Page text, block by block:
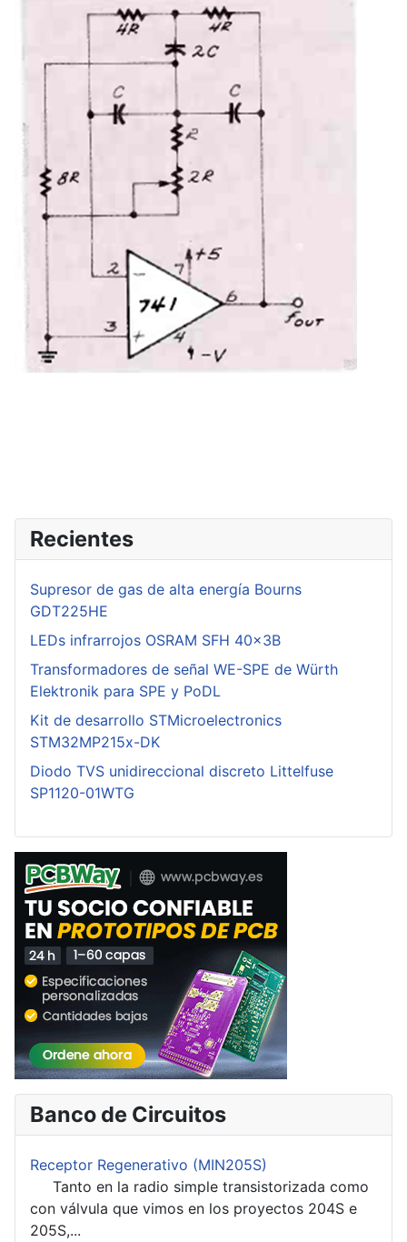
Recientes
Supresor de gas de alta energía Bourns
GDT225HE
LEDs infrarrojos OSRAM SFH 40x3B
Transformadores de señal WE-SPE de Würth
Elektronik para SPE y PoDL
Kit de desarrollo STMicroelectronics
STM32MP215x-DK
Diodo TVS unidireccional discreto Littelfuse
SP1120-01WTG
Banco de Circuitos
Receptor Regenerativo (MIN205S)
Tanto en la radio simple transistorizada como
con válvula que vimos en los proyectos 204S e
205S,...